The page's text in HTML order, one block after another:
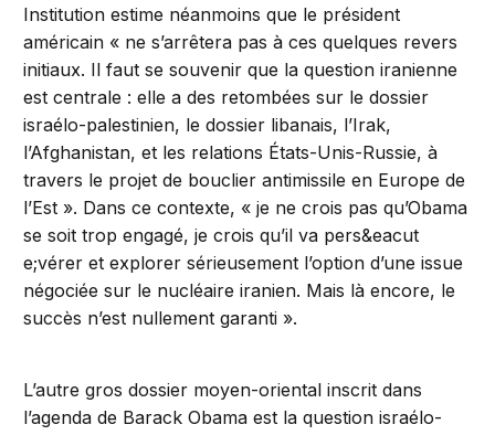
Institution estime néanmoins que le président
américain « ne s’arrêtera pas à ces quelques revers
initiaux. Il faut se souvenir que la question iranienne
est centrale : elle a des retombées sur le dossier
israélo-palestinien, le dossier libanais, l’Irak,
l’Afghanistan, et les relations États-Unis-Russie, à
travers le projet de bouclier antimissile en Europe de
l’Est ». Dans ce contexte, « je ne crois pas qu’Obama
se soit trop engagé, je crois qu’il va pers&eacut
e;vérer et explorer sérieusement l’option d’une issue
négociée sur le nucléaire iranien. Mais là encore, le
succès n’est nullement garanti ».
L’autre gros dossier moyen-oriental inscrit dans
l’agenda de Barack Obama est la question israélo-